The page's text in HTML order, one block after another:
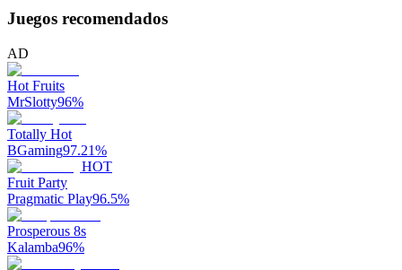
Juegos recomendados
AD
Hot Fruits
MrSlotty96%
Totally Hot
BGaming97.21%
HOT
Fruit Party
Pragmatic Play96.5%
Prosperous 8s
Kalamba96%